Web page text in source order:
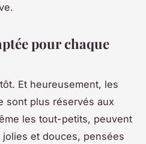
pour chaque
Et heureusement, les
sont plus réservés aux
les tout-petits, peuvent
et douces, pensées